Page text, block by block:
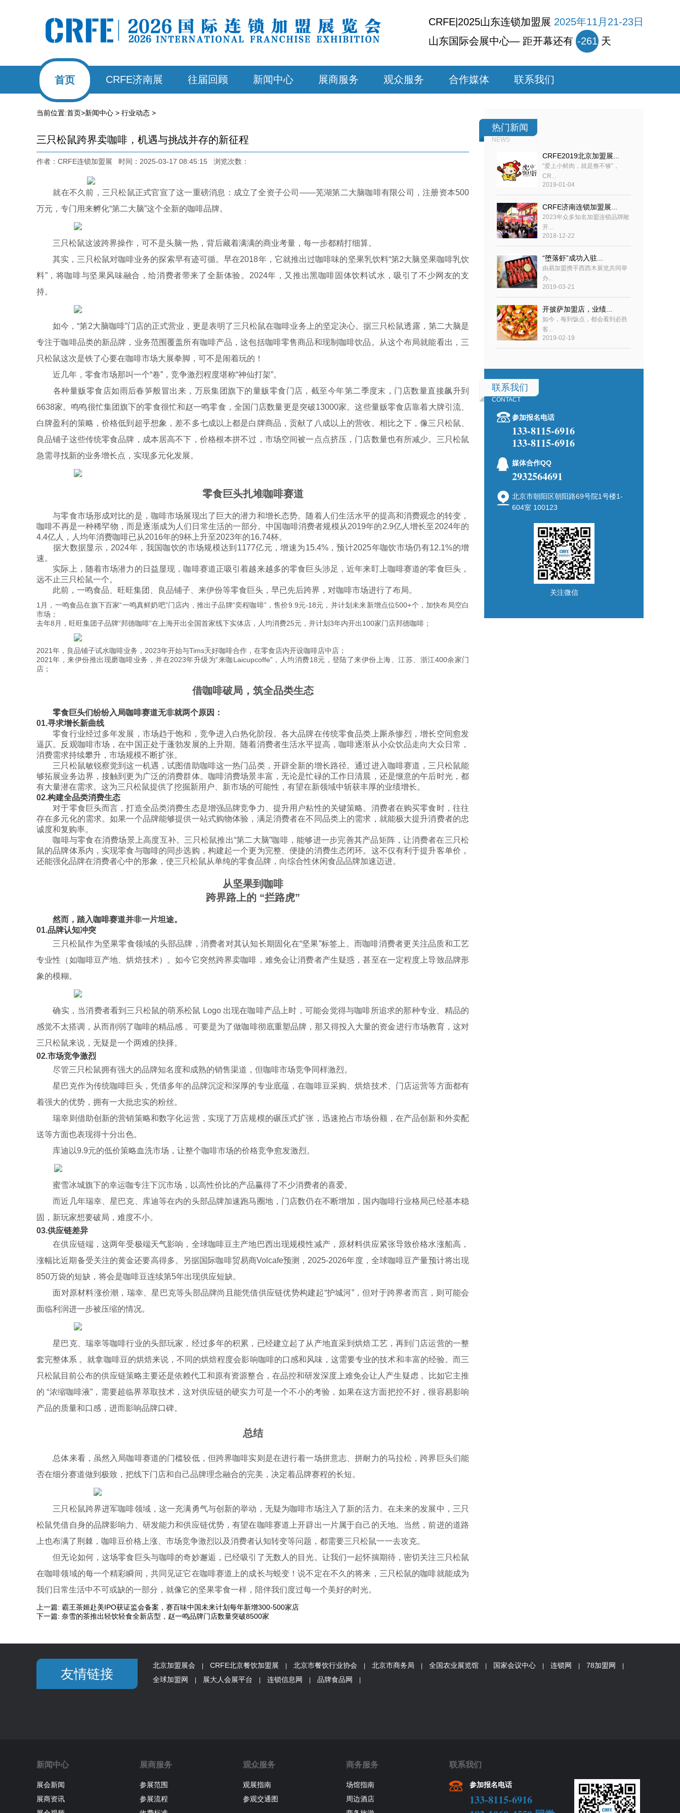
CRFE|2025山东连锁加盟展 2025年11月21-23日
山东国际会展中心— 距开幕还有 -261 天
首页 CRFE济南展 往届回顾 新闻中心 展商服务 观众服务 合作媒体 联系我们
当前位置:首页>新闻中心 > 行业动态 >
三只松鼠跨界卖咖啡，机遇与挑战并存的新征程
作者：CRFE连锁加盟展 时间：2025-03-17 08:45:15 浏览次数：
就在不久前，三只松鼠正式官宣了这一重磅消息：成立了全资子公司——芜湖第二大脑咖啡有限公司，注册资本500
万元，专门用来孵化“第二大脑”这个全新的咖啡品牌。
三只松鼠这波跨界操作，可不是头脑一热，背后藏着满满的商业考量，每一步都精打细算。
其实，三只松鼠对咖啡业务的探索早有迹可循。早在2018年，它就推出过咖啡味的坚果乳饮料“第2大脑坚果咖啡乳饮
料”，将咖啡与坚果风味融合，给消费者带来了全新体验。2024年，又推出黑咖啡固体饮料试水，吸引了不少网友的支
持。
如今，“第2大脑咖啡”门店的正式营业，更是表明了三只松鼠在咖啡业务上的坚定决心。据三只松鼠透露，第二大脑是
专注于咖啡品类的新品牌，业务范围覆盖所有咖啡产品，这包括咖啡零售商品和现制咖啡饮品。从这个布局就能看出，三
只松鼠这次是铁了心要在咖啡市场大展拳脚，可不是闹着玩的！
近几年，零食市场那叫一个“卷”，竞争激烈程度堪称“神仙打架”。
各种量贩零食店如雨后春笋般冒出来，万辰集团旗下的量贩零食门店，截至今年第二季度末，门店数量直接飙升到
6638家。鸣鸣很忙集团旗下的零食很忙和赵一鸣零食，全国门店数量更是突破13000家。这些量贩零食店靠着大牌引流、
白牌盈利的策略，价格低到超乎想象，差不多七成以上都是白牌商品，贡献了八成以上的营收。相比之下，像三只松鼠、
良品铺子这些传统零食品牌，成本居高不下，价格根本拼不过，市场空间被一点点挤压，门店数量也有所减少。三只松鼠
急需寻找新的业务增长点，实现多元化发展。
零食巨头扎堆咖啡赛道
与零食市场形成对比的是，咖啡市场展现出了巨大的潜力和增长态势。随着人们生活水平的提高和消费观念的转变，
咖啡不再是一种稀罕物，而是逐渐成为人们日常生活的一部分。中国咖啡消费者规模从2019年的2.9亿人增长至2024年的
4.4亿人，人均年消费咖啡已从2016年的9杯上升至2023年的16.74杯。
据大数据显示，2024年，我国咖饮的市场规模达到1177亿元，增速为15.4%，预计2025年咖饮市场仍有12.1%的增
速。
实际上，随着市场潜力的日益显现，咖啡赛道正吸引着越来越多的零食巨头涉足，近年来盯上咖啡赛道的零食巨头，
远不止三只松鼠一个。
此前，一鸣食品、旺旺集团、良品铺子、来伊份等零食巨头，早已先后跨界，对咖啡市场进行了布局。
1月，一鸣食品在旗下百家“一鸣真鲜奶吧”门店内，推出子品牌“奕程咖啡”，售价9.9元-18元，并计划未来新增点位500+个，加快布局空白
市场；
去年8月，旺旺集团子品牌“邦德咖啡”在上海开出全国首家线下实体店，人均消费25元，并计划3年内开出100家门店邦德咖啡；
2021年，良品铺子试水咖啡业务，2023年开始与Tims天好咖啡合作，在零食店内开设咖啡店中店；
2021年，来伊份推出现磨咖啡业务，并在2023年升级为“来咖Laicupcoffe”，人均消费18元，登陆了来伊份上海、江苏、浙江400余家门
店；
借咖啡破局，筑全品类生态
零食巨头们纷纷入局咖啡赛道无非就两个原因：
01.寻求增长新曲线
零食行业经过多年发展，市场趋于饱和，竞争进入白热化阶段。各大品牌在传统零食品类上厮杀惨烈，增长空间愈发
逼仄。反观咖啡市场，在中国正处于蓬勃发展的上升期。随着消费者生活水平提高，咖啡逐渐从小众饮品走向大众日常，
消费需求持续攀升，市场规模不断扩张。
三只松鼠敏锐察觉到这一机遇，试图借助咖啡这一热门品类，开辟全新的增长路径。通过进入咖啡赛道，三只松鼠能
够拓展业务边界，接触到更为广泛的消费群体。咖啡消费场景丰富，无论是忙碌的工作日清晨，还是惬意的午后时光，都
有大量潜在需求。这为三只松鼠提供了挖掘新用户、新市场的可能性，有望在新领域中斩获丰厚的业绩增长。
02.构建全品类消费生态
对于零食巨头而言，打造全品类消费生态是增强品牌竞争力、提升用户粘性的关键策略。消费者在购买零食时，往往
存在多元化的需求。如果一个品牌能够提供一站式购物体验，满足消费者在不同品类上的需求，就能极大提升消费者的忠
诚度和复购率。
咖啡与零食在消费场景上高度互补。三只松鼠推出“第二大脑”咖啡，能够进一步完善其产品矩阵，让消费者在三只松
鼠的品牌体系内，实现零食与咖啡的同步选购，构建起一个更为完整、便捷的消费生态闭环。这不仅有利于提升客单价，
还能强化品牌在消费者心中的形象，使三只松鼠从单纯的零食品牌，向综合性休闲食品品牌加速迈进。
从坚果到咖啡
跨界路上的 “拦路虎”
然而，踏入咖啡赛道并非一片坦途。
01.品牌认知冲突
三只松鼠作为坚果零食领域的头部品牌，消费者对其认知长期固化在“坚果”标签上。而咖啡消费者更关注品质和工艺
专业性（如咖啡豆产地、烘焙技术）。如今它突然跨界卖咖啡，难免会让消费者产生疑惑，甚至在一定程度上导致品牌形
象的模糊。
确实，当消费者看到三只松鼠的萌系松鼠 Logo 出现在咖啡产品上时，可能会觉得与咖啡所追求的那种专业、精品的
感觉不太搭调，从而削弱了咖啡的精品感 。可要是为了做咖啡彻底重塑品牌，那又得投入大量的资金进行市场教育，这对
三只松鼠来说，无疑是一个两难的抉择。
02.市场竞争激烈
尽管三只松鼠拥有强大的品牌知名度和成熟的销售渠道，但咖啡市场竞争同样激烈。
星巴克作为传统咖啡巨头，凭借多年的品牌沉淀和深厚的专业底蕴，在咖啡豆采购、烘焙技术、门店运营等方面都有
着强大的优势，拥有一大批忠实的粉丝。
瑞幸则借助创新的营销策略和数字化运营，实现了万店规模的碾压式扩张，迅速抢占市场份额，在产品创新和外卖配
送等方面也表现得十分出色。
库迪以9.9元的低价策略血洗市场，让整个咖啡市场的价格竞争愈发激烈。
蜜雪冰城旗下的幸运咖专注下沉市场，以高性价比的产品赢得了不少消费者的喜爱。
而近几年瑞幸、星巴克、库迪等在内的头部品牌加速跑马圈地，门店数仍在不断增加，国内咖啡行业格局已经基本稳
固，新玩家想要破局，难度不小。
03.供应链差异
在供应链端，这两年受极端天气影响，全球咖啡豆主产地巴西出现规模性减产，原材料供应紧张导致价格水涨船高，
涨幅比近期备受关注的黄金还要高得多。另据国际咖啡贸易商Volcafe预测，2025-2026年度，全球咖啡豆产量预计将出现
850万袋的短缺，将会是咖啡豆连续第5年出现供应短缺。
面对原材料涨价潮，瑞幸、星巴克等头部品牌尚且能凭借供应链优势构建起“护城河”，但对于跨界者而言，则可能会
面临利润进一步被压缩的情况。
星巴克、瑞幸等咖啡行业的头部玩家，经过多年的积累，已经建立起了从产地直采到烘焙工艺，再到门店运营的一整
套完整体系 。就拿咖啡豆的烘焙来说，不同的烘焙程度会影响咖啡的口感和风味，这需要专业的技术和丰富的经验。而三
只松鼠目前公布的供应链策略主要还是依赖代工和原有资源整合，在品控和研发深度上难免会让人产生疑虑 。比如它主推
的 “浓缩咖啡液”，需要超临界萃取技术，这对供应链的硬实力可是一个不小的考验，如果在这方面把控不好，很容易影响
产品的质量和口感，进而影响品牌口碑。
总结
总体来看，虽然入局咖啡赛道的门槛较低，但跨界咖啡实则是在进行着一场拼意志、拼耐力的马拉松，跨界巨头们能
否在细分赛道做到极致，把线下门店和自己品牌理念融合的完美，决定着品牌赛程的长短。
三只松鼠跨界进军咖啡领域，这一充满勇气与创新的举动，无疑为咖啡市场注入了新的活力。在未来的发展中，三只
松鼠凭借自身的品牌影响力、研发能力和供应链优势，有望在咖啡赛道上开辟出一片属于自己的天地。当然，前进的道路
上也布满了荆棘，咖啡豆价格上涨、市场竞争激烈以及消费者认知转变等问题，都需要三只松鼠一一去攻克。
但无论如何，这场零食巨头与咖啡的奇妙邂逅，已经吸引了无数人的目光。让我们一起怀揣期待，密切关注三只松鼠
在咖啡领域的每一个精彩瞬间，共同见证它在咖啡赛道上的成长与蜕变！说不定在不久的将来，三只松鼠的咖啡就能成为
我们日常生活中不可或缺的一部分，就像它的坚果零食一样，陪伴我们度过每一个美好的时光。
上一篇: 霸王茶姬赴美IPO获证监会备案，赛百味中国未来计划每年新增300-500家店
下一篇: 奈雪的茶推出轻饮轻食全新店型，赵一鸣品牌门店数量突破8500家
热门新闻
NEWS
CRFE2019北京加盟展...
“爱上小鲜肉，就是撸不够”，
CR...
2019-01-04
CRFE济南连锁加盟展...
2023年众多知名加盟连锁品牌敞
开...
2018-12-22
“堕落虾”成功入驻...
由易加盟携手西西木展览共同举
办...
2019-03-21
开披萨加盟店，业绩...
如今，每到饭点，都会看到必胜
客...
2019-02-19
联系我们
CONTACT
参加报名电话
133-8115-6916
133-8115-6916
媒体合作QQ
2932564691
北京市朝阳区朝阳路69号院1号楼1-
604室 100123
关注微信
友情链接
北京加盟展会 CRFE北京餐饮加盟展 北京市餐饮行业协会 北京市商务局 全国农业展览馆 国家会议中心 连锁网 78加盟网
全球加盟网 展大人会展平台 连锁信息网 品牌食品网
新闻中心
展会新闻
展商资讯
展商服务
参展范围
参展流程
观众服务
观展指南
参观交通图
商务服务
场馆指南
周边酒店
联系我们
参加报名电话
133-8115-6916